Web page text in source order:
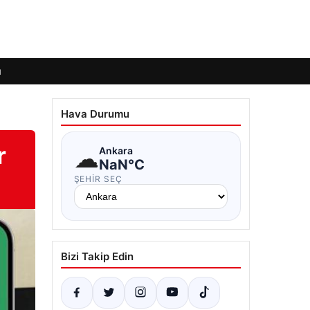
Hava Durumu
☁Ankara
NaN°C
ŞEHIR SEÇ
Bizi Takip Edin